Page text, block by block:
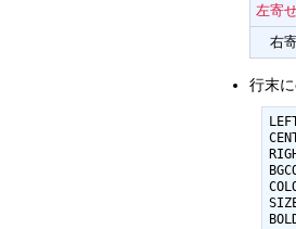
左寄
右
行末